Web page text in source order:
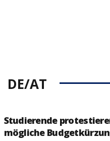
DE/AT
Studierende
mögliche